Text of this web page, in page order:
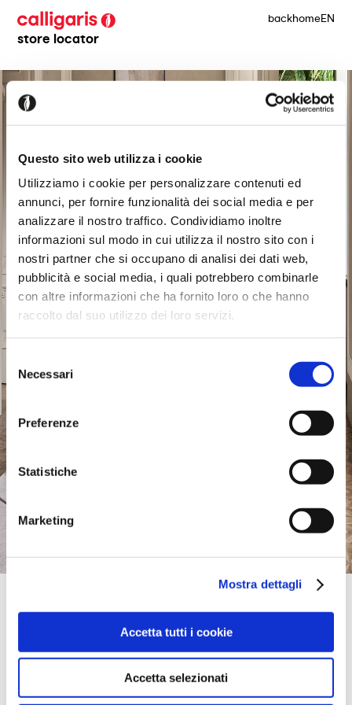
Questo sito web utilizza i cookie
Utilizziamo i cookie per personalizzare contenuti ed
annunci, per fornire funzionalità dei social media e per
analizzare il nostro traffico. Condividiamo inoltre
informazioni sul modo in cui utilizza il nostro sito con i
nostri partner che si occupano di analisi dei dati web,
pubblicità e social media, i quali potrebbero combinarle
con altre informazioni che ha fornito loro o che hanno
raccolto dal suo utilizzo dei loro servizi.
delNecessari
Preferenze
Statistiche
Marketing
Mostra dettagli
Accetta tutti i cookie
Accetta selezionati
store locator
backhomeEN
Safavieh Home Furnishings | Stamford
230 ATLANTIC ST,
1-203-327-4800
take me here